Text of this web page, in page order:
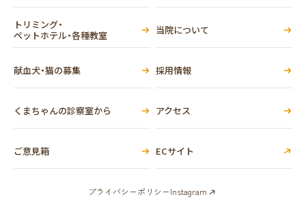
トリミング・
ペットホテル・各種教室
当院について
献血犬・猫の募集 採用情報
くまちゃんの診察室から アクセス
ご意見箱 ECサイト
プライバシーポリシーInstagram